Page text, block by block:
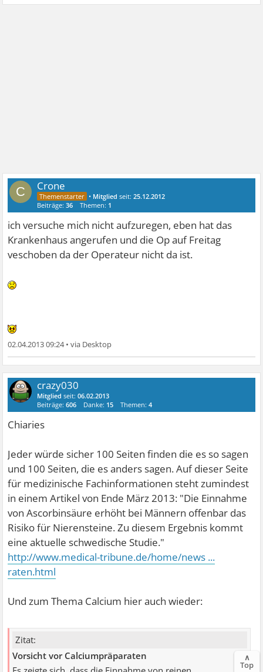
C Crone
• Mitglied seit:25.12.2012
Beiträge:36 Themen: 1
ich versuche mich nicht aufzuregen, eben hat das
Krankenhaus angerufen und die Op auf Freitag
veschoben da der Operateur nicht da ist.
02.04.2013 09:24•
crazy030
Mitglied seit:06.02.2013
Beiträge:606 Danke: 15 Themen:4
Chiaries
Jeder würde sicher 100 Seiten finden die es so sagen
und 100 Seiten, die es anders sagen. Auf dieser Seite
für medizinische Fachinformationen steht zumindest
in einem Artikel von Ende März 2013: "Die Einnahme
von Ascorbinsäure erhöht bei Männern offenbar das
Risiko für Nierensteine. Zu diesem Ergebnis kommt
eine aktuelle schwedische Studie."
http://www.medical-tribune.de/home/news ...
raten.html
Und zum Thema Calcium hier auch wieder:
Zitat:
Vorsicht vor Calciumpräparaten
∧
Top